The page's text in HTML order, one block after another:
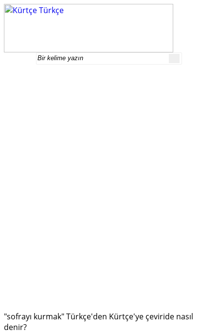
"sofrayı kurmak" Türkçe'den Kürtçe'ye çeviride nasıl
denir?